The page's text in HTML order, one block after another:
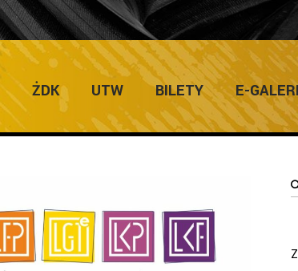
ŻDK UTW BILETY E-
Home/Pro-Arte /